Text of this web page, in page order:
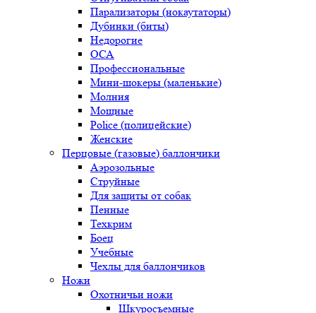
Парализаторы (нокаутаторы)
Дубинки (биты)
Недорогие
ОСА
Профессиональные
Мини-шокеры (маленькие)
Молния
Мощные
Police (полицейские)
Женские
Перцовые (газовые) баллончики
Аэрозольные
Струйные
Для защиты от собак
Пенные
Техкрим
Боец
Учебные
Чехлы для баллончиков
Ножи
Охотничьи ножи
Шкуросъемные